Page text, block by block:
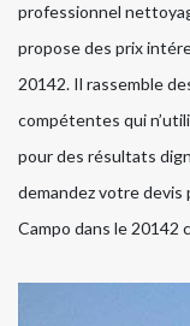
professionnel
propose des prix
20142. Il rassemble
compétentes qui
pour des résultats
demandez votre devis
Campo dans le 20142